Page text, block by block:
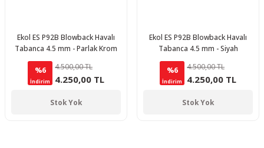
Ekol ES P92B Blowback Havalı
Tabanca 4.5 mm - Parlak Krom
%6
İndirim
4.500,00 TL
4.250,00 TL
Stok Yok
Ekol ES P92B Blowback Havalı
Tabanca 4.5 mm - Siyah
%6
İndirim
4.500,00 TL
4.250,00 TL
Stok Yok